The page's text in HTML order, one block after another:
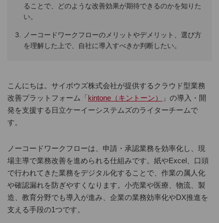
ることで、どのような改善効果が期待できるのかを知りた
い。
ノーコードワークフローのメリットやデメリット、選び方
を理解した上で、自社に導入すべきか判断したい。
こんにちは。サイボウズ株式会社が提供するクラウド型業務
改善プラットフォーム「kintone（キントーン）
」の導入・開
発を支援する日立ケーイーシステムズのライターチームで
す。
ノーコードワークフローは、申請・承認業務を効率化し、現
場主導で業務改善を進められる仕組みです。紙やExcel、口頭
で行われてきた業務をデジタル化することで、作業の属人化
や確認漏れを防ぎやすくなります。小売業や医療、物流、製
造、教育分野でも導入が進み、企業の業務効率化やDX推進を
支える手段の1つです。